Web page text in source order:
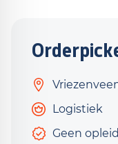
Logistiek
Geen